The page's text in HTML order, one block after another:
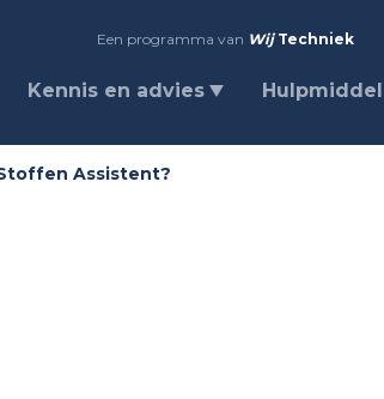
Een programma van Wij Techniek
Kennis en advies
Assistent?